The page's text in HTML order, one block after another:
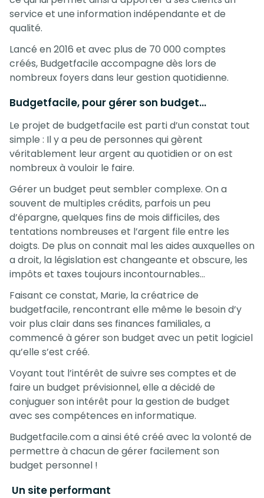
service et une information indépendante et de
qualité.
Lancé en 2016 et avec plus de 70 000 comptes
créés, Budgetfacile accompagne dès lors de
nombreux foyers dans leur gestion quotidienne.
Budgetfacile, pour gérer son budget…
Le projet de budgetfacile est parti d’un constat tout
simple : Il y a peu de personnes qui gèrent
véritablement leur argent au quotidien or on est
nombreux à vouloir le faire.
Gérer un budget peut sembler complexe. On a
souvent de multiples crédits, parfois un peu
d’épargne, quelques fins de mois difficiles, des
tentations nombreuses et l’argent file entre les
doigts. De plus on connait mal les aides auxquelles on
a droit, la législation est changeante et obscure, les
impôts et taxes toujours incontournables…
Faisant ce constat, Marie, la créatrice de
budgetfacile, rencontrant elle même le besoin d’y
voir plus clair dans ses finances familiales, a
commencé à gérer son budget avec un petit logiciel
qu’elle s’est créé.
Voyant tout l’intérêt de suivre ses comptes et de
faire un budget prévisionnel, elle a décidé de
conjuguer son intérêt pour la gestion de budget
avec ses compétences en informatique.
Budgetfacile.com a ainsi été créé avec la volonté de
permettre à chacun de gérer facilement son
budget personnel !
Un site performant